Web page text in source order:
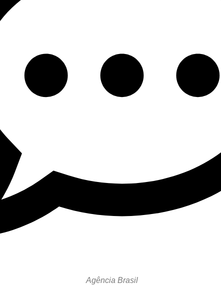
Agência Brasil